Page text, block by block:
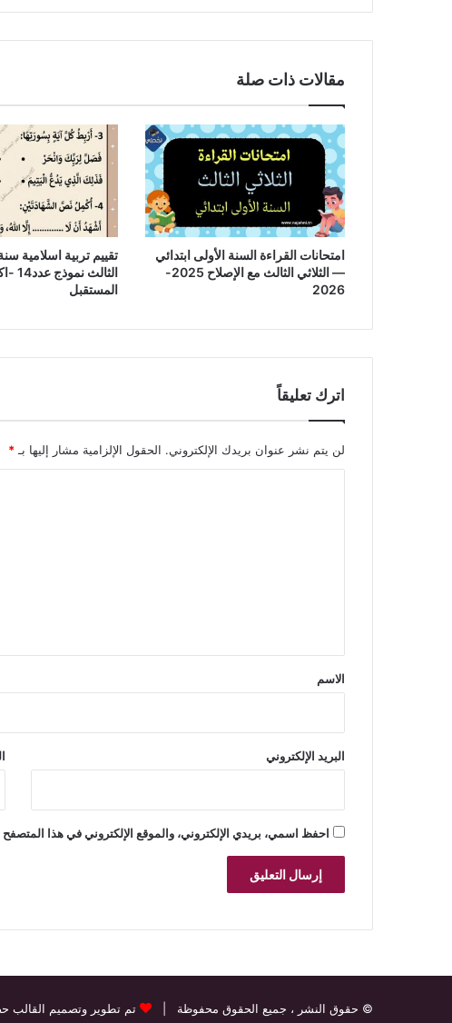
عدد6✅
مقالات ذات صلة
امتحانات القراءة السنة الأولى ابتدائي
— الثلاثي الثالث مع الإصلاح 2025-
2026
تقييم تربية اسلامية
المستقبل
اترك تعليقاً
لن يتم نشر عنوان بريدك الإلكتروني. الحقول الإلزامية مشار إليها بـ *
*
الاسم
البريد الإلكتروني
احفظ اسمي، بريدي الإلكتروني، والموقع الإلكتروني في هذا المتصفح
© حقوق النشر ، جميع الحقوق محفوظة | تم تطوير وتصميم